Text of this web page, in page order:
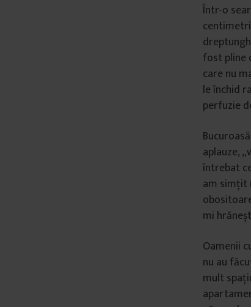
Într-o
fost pline
care nu
le închid
perfuzie
aplauze,
întrebat
am simțit
mi
Oamenii
nu au
mult